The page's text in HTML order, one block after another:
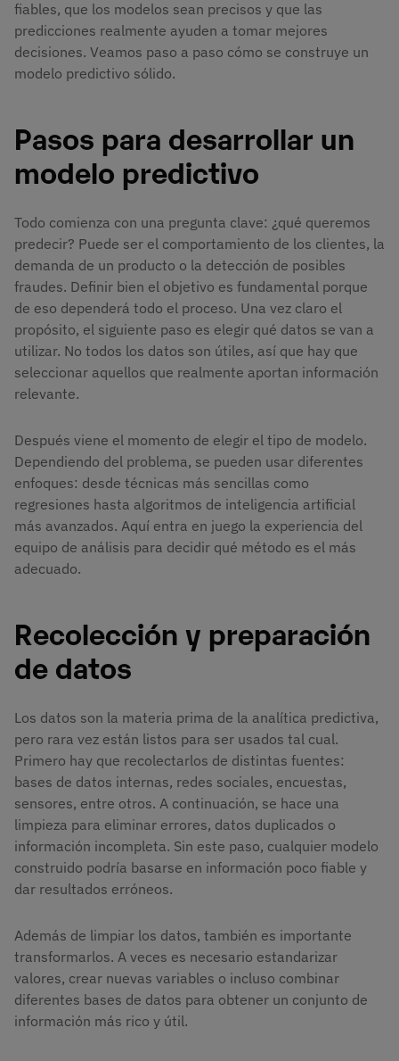
fiables, que los modelos sean precisos y que las
predicciones realmente ayuden a tomar mejores
decisiones. Veamos paso a paso cómo se construye un
modelo predictivo sólido.
Pasos para desarrollar un
modelo predictivo
Todo comienza con una pregunta clave: ¿qué queremos
predecir? Puede ser el comportamiento de los clientes, la
demanda de un producto o la detección de posibles
fraudes. Definir bien el objetivo es fundamental porque
de eso dependerá todo el proceso. Una vez claro el
propósito, el siguiente paso es elegir qué datos se van a
utilizar. No todos los datos son útiles, así que hay que
seleccionar aquellos que realmente aportan información
relevante.
Después viene el momento de elegir el tipo de modelo.
Dependiendo del problema, se pueden usar diferentes
enfoques: desde técnicas más sencillas como
regresiones hasta algoritmos de inteligencia artificial
más avanzados. Aquí entra en juego la experiencia del
equipo de análisis para decidir qué método es el más
adecuado.
Recolección y preparación
de datos
Los datos son la materia prima de la analítica predictiva,
pero rara vez están listos para ser usados tal cual.
Primero hay que recolectarlos de distintas fuentes:
bases de datos internas, redes sociales, encuestas,
sensores, entre otros. A continuación, se hace una
limpieza para eliminar errores, datos duplicados o
información incompleta. Sin este paso, cualquier modelo
construido podría basarse en información poco fiable y
dar resultados erróneos.
Además de limpiar los datos, también es importante
transformarlos. A veces es necesario estandarizar
valores, crear nuevas variables o incluso combinar
diferentes bases de datos para obtener un conjunto de
información más rico y útil.